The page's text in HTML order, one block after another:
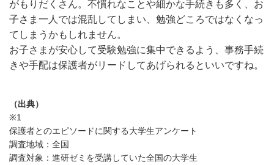
がもりだくさん。不慣れなことや細かな手続きも多く、お
子さま一人では混乱してしまい、勉強どころではなくなっ
てしまうかもしれません。
お子さまが安心して受験勉強に集中できるよう、事務手続
きや手配は保護者がリードしてあげられるといいですね。
（出典）
※1
保護者とのエピソードに関する大学生アンケート
調査地域：全国
調査対象：進研ゼミを受講していた全国の大学生